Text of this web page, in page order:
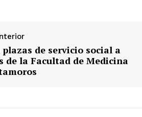
de servicio social a
de la Facultad de Medicina